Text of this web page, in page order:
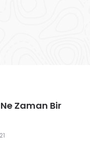
Zaman Bir